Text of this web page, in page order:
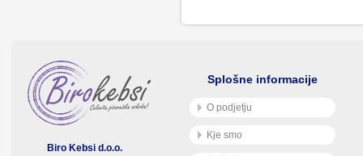
Biro Kebsi d.o.o.
Splošne informacije
O podjetju
Kje smo